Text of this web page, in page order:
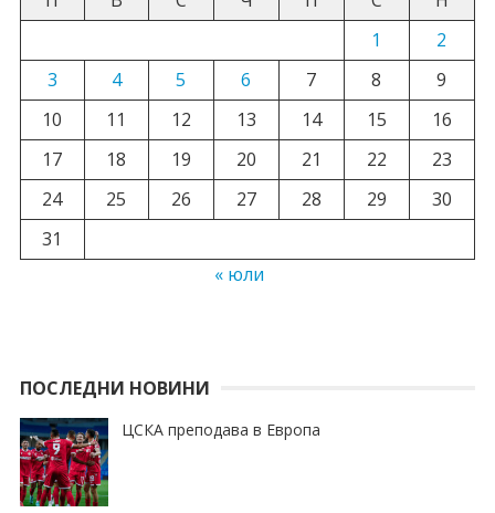
1
2
3
4 5 6 7 8
9
10
11 12 13 14 15
16
17
18 19 20 21 22
23
24
25 26 27 28 29
30
31
« юли
ПОСЛЕДНИ НОВИНИ
ЦСКА преподава в Европа